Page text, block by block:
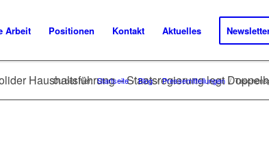
Arbeit Positionen Kontakt Aktuelles
Haushaltsführung – Staatsregierung legt
Du bist hier: Startseite / Blog / Pressemitteilungen /